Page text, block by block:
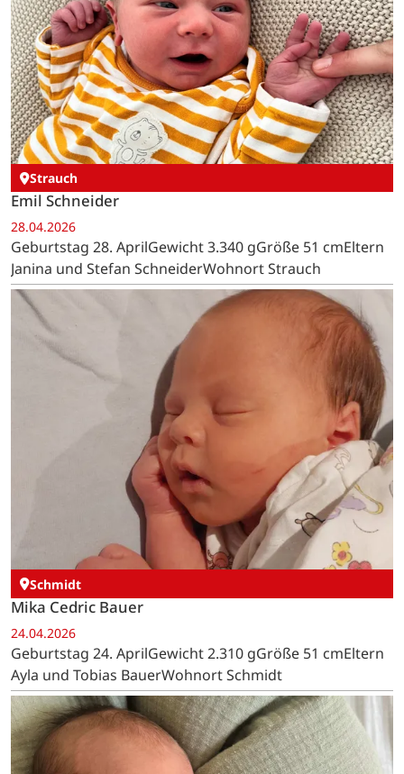
Strauch
Emil Schneider
28.04.2026
Geburtstag 28. AprilGewicht 3.340 gGröße 51 cmEltern
Janina und Stefan SchneiderWohnort Strauch
Schmidt
Mika Cedric Bauer
24.04.2026
Geburtstag 24. AprilGewicht 2.310 gGröße 51 cmEltern
Ayla und Tobias BauerWohnort Schmidt